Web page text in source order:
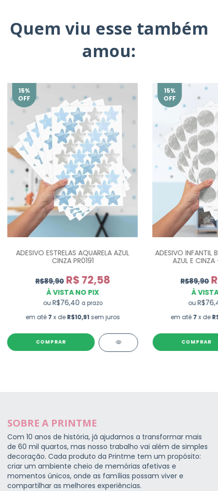
Quem viu esse também
amou:
15%
OFF
ADESIVO ESTRELAS AQUARELA AZUL
CINZA PR0191
R$89,90 R$ 72,58
À VISTA NO PIX
ou R$76,40 a prazo
em até7x deR$10,91 sem juros
COMPRAR
15%
OFF
ADESIVO INFANTIL
AZUL E
R$89,90
À
ou
em até7 x de
COMPRAR
SOBRE A PRINTME
Com 10 anos de história, já ajudamos a transformar mais
de 60 mil quartos, mas nosso trabalho vai além de simples
decoração. Cada produto da Printme tem um propósito:
criar um ambiente cheio de memórias afetivas e
momentos únicos, onde as famílias possam viver e
compartilhar as melhores experiências.